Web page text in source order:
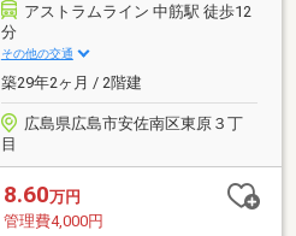
アストラムライン 中筋駅 徒歩12
分
その他の交通
築29年2ヶ月 / 2階建
広島県広島市安佐南区東原３丁
目
8.60万円
管理費4,000円